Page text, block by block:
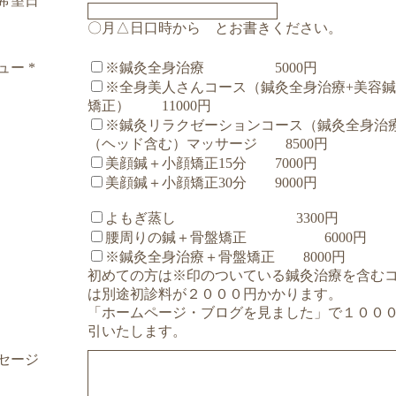
〇月△日口時から とお書きください。
ー *
※鍼灸全身治療 5000円
※全身美人さんコース（鍼灸全身治療+美容
矯正） 11000円
※鍼灸リラクゼーションコース（鍼灸全身治
（ヘッド含む）マッサージ 8500円
美顔鍼＋小顔矯正15分 7000円
美顔鍼＋小顔矯正30分 9000円
よもぎ蒸し 3300円
腰周りの鍼＋骨盤矯正 6000円
※鍼灸全身治療＋骨盤矯正 8000円
初めての方は※印のついている鍼灸治療を含む
は別途初診料が２０００円かかります。
「ホームページ・ブログを見ました」で１００
引いたします。
ージ